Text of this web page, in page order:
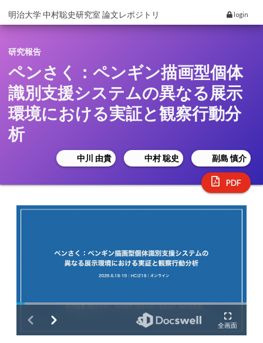
明治大学 中村聡史研究室 論文レポジトリ login
研究報告
ペンさく：ペンギン描画型個体
識別支援システムの異なる展示
環境における実証と観察行動分
析
中川 由貴 中村 聡史 副島 慎介
PDF